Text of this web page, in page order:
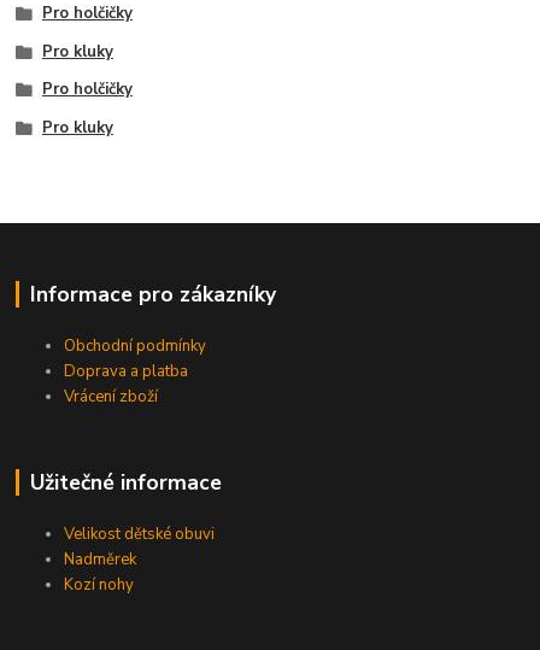
Pro holčičky
Pro kluky
Pro holčičky
Pro kluky
Informace pro zákazníky
Obchodní podmínky
Doprava a platba
Vrácení zboží
Užitečné informace
Velikost dětské obuvi
Nadměrek
Kozí nohy